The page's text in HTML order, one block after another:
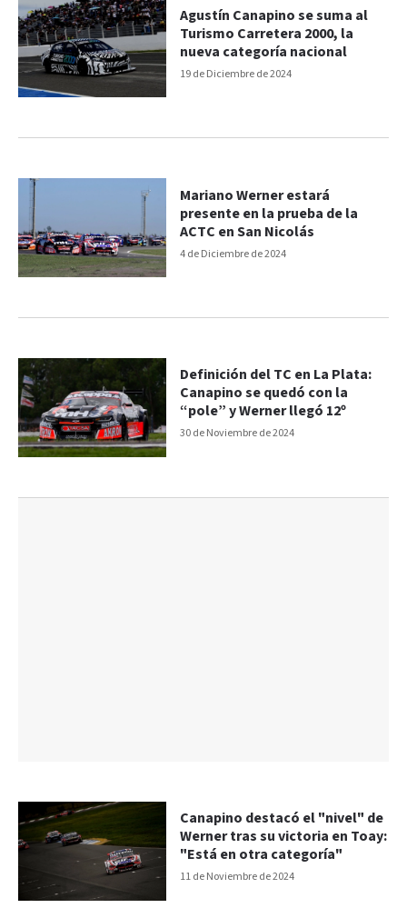
19 de Diciembre de 2024
Agustín Canapino se suma al
Turismo Carretera 2000, la
nueva categoría nacional
4 de Diciembre de 2024
Mariano Werner estará
presente en la prueba de la
ACTC en San Nicolás
30 de Noviembre de 2024
Definición del TC en La Plata:
Canapino se quedó con la
“pole” y Werner llegó 12º
11 de Noviembre de 2024
Canapino destacó el "nivel" de
Werner tras su victoria en Toay:
"Está en otra categoría"